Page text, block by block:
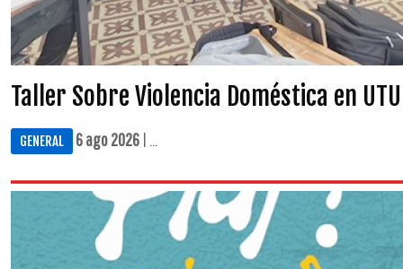
Taller Sobre Violencia Doméstica en
GENERAL 6 ago 2026 | ...